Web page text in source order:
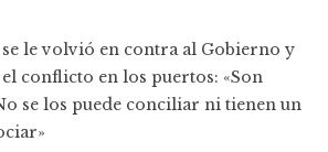
le volvió en contra al Gobierno y
conflicto en los puertos: «Son
se los puede conciliar ni tienen un